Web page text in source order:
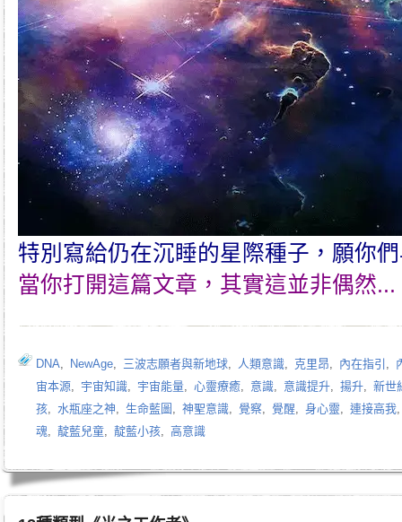
特別寫給仍在沉睡的星際種子，願你
當你打開這篇文章，其實這並非偶然...
DNA, NewAge, 三波志願者與新地球, 人類意識, 克里昂, 內在指引 ,
宙本源, 宇宙知識, 宇宙能量, 心靈療癒, 意識, 意識提升, 揚升, 新世
孩, 水瓶座之神, 生命藍圖 , 神聖意識, 覺察, 覺醒, 身心靈, 連接高我
魂, 靛藍兒童, 靛藍小孩, 高意識